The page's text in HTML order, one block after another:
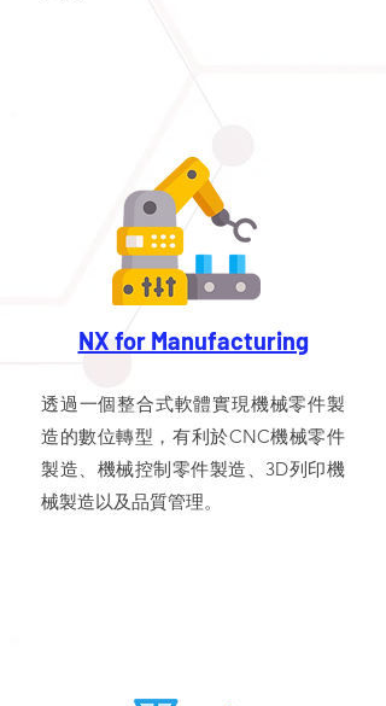
NX for Manufacturing
透過一個整合式軟體實現機械零件製
造的數位轉型，有利於CNC機械零件
製造、機械控制零件製造、3D列印機
械製造以及品質管理。